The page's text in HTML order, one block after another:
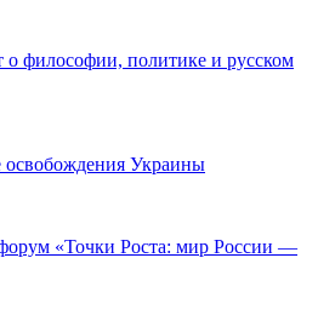
о философии, политике и русском
Украины
«Точки Роста: мир России —